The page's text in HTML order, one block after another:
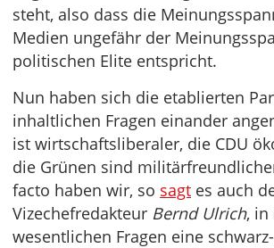
steht, also dass die
Medien ungefähr der
politischen Elite entspricht.
Nun haben sich die etablierten
inhaltlichen Fragen einander
ist wirtschaftsliberaler, die CDU
die Grünen sind
facto haben wir, so sagt es auch
Vizechefredakteur Bernd Ulrich, in
wesentlichen Fragen eine